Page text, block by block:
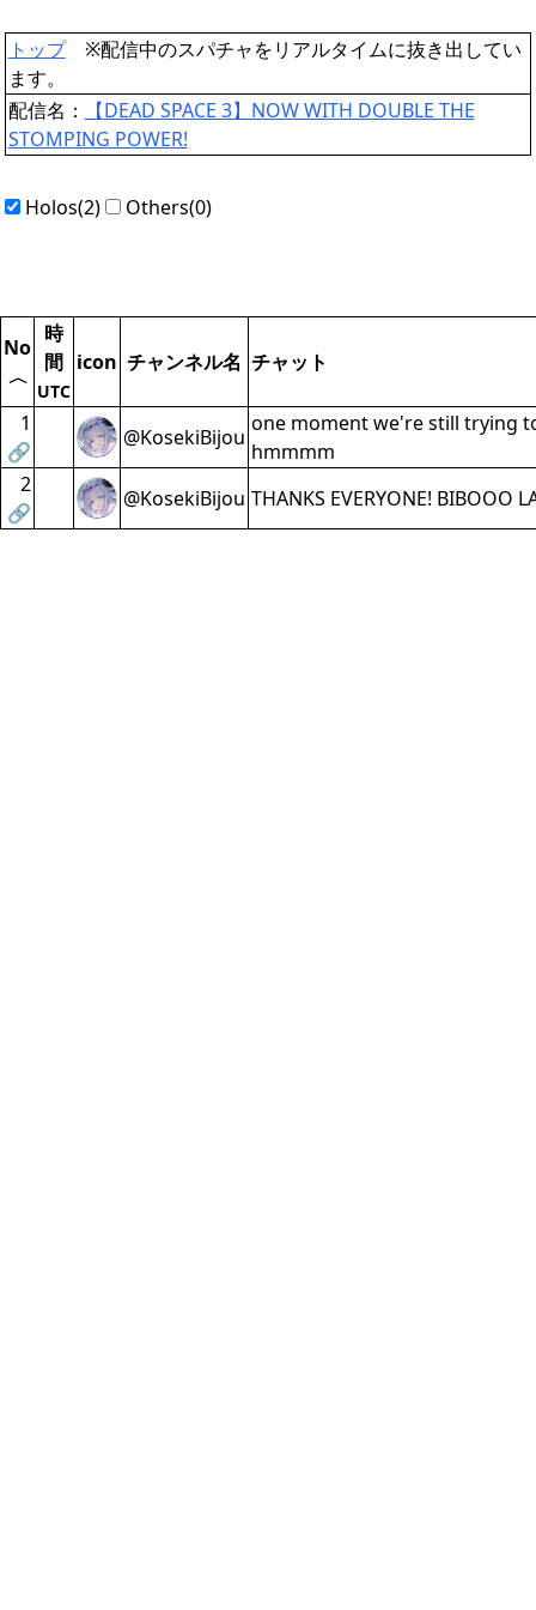
トップ※配信中のスパチャをリアルタイムに抜き出してい
ます。
配信名：
【DEAD SPACE 3】NOW WITH DOUBLE THE
STOMPING POWER!
Holos(2) Others(0)
No
〈
時
間
UTC
icon チャンネル名 チャット
1
🔗
@KosekiBijou
one moment we're still trying
hmmmm
2
🔗
@KosekiBijou THANKS EVERYONE! BIBOOO